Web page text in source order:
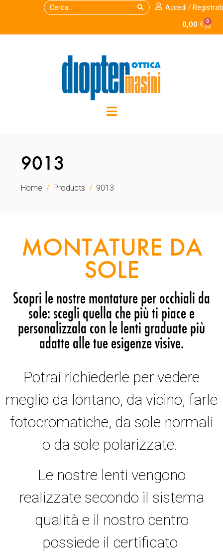
Accedi / Registrati
0,00 € 0
9013
Home Products 9013
MONTATURE DA
SOLE
Scopri le nostre montature per occhiali da
sole: scegli quella che più ti piace e
personalizzala con le lenti graduate più
adatte alle tue esigenze visive.
Potrai richiederle per vedere
meglio da lontano, da vicino, farle
fotocromatiche, da sole normali
o da sole polarizzate.
Le nostre lenti vengono
realizzate secondo il sistema
qualità e il nostro centro
possiede il certificato